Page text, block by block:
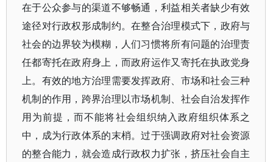
在于公众参与的渠道不够畅通，利益相关者缺少有效
途径对行政权形成制约。在整合治理模式下，政府与
社会的边界较为模糊，人们习惯将所有问题的治理责
任都寄托在政府身上，而政府运作又寄托在执政党身
上。有效的地方治理需要发挥政府、市场和社会三种
机制的作用，跨界治理以市场机制、社会自治发挥作
用为前提，而不能将社会组织纳入政府组织体系之
中，成为行政体系的末梢。过于强调政府对社会资源
的整合能力，就会造成行政权力扩张，挤压社会自主